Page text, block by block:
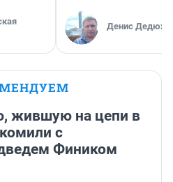
Денис
жившую на цепи в
с
Фиником